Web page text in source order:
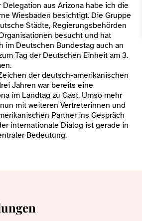
aus Arizona habe ich die
Wiesbaden besichtigt. Die Gruppe
Städte, Regierungsbehörden
besucht und hat
im Deutschen Bundestag auch an
Tag der Deutschen Einheit am 3.
der deutsch-amerikanischen
Jahren war bereits eine
im Landtag zu Gast. Umso mehr
mit weiteren Vertreterinnen und
Partner ins Gespräch
internationale Dialog ist gerade in
Bedeutung.